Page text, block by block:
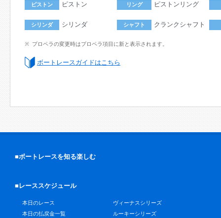
ピストン ピストン リング ピストンリング
シリンダ シリンダ シャフト クランクシャフト
プロペラの変更時はプロペラ項目に新と表示されます。
ボートレースガイドはこちら
■ボートレースを知る楽しむ
■レーススケジュール
本日のレース
本日の払戻金一覧
ヴィーナスシリーズ
ルーキーシリーズ